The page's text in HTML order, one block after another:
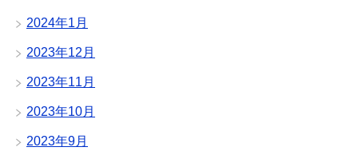
2024年1月
2023年12月
2023年11月
2023年10月
2023年9月